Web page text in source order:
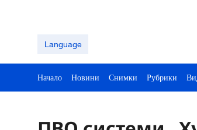
Language
Начало Новини Снимки Рубрики